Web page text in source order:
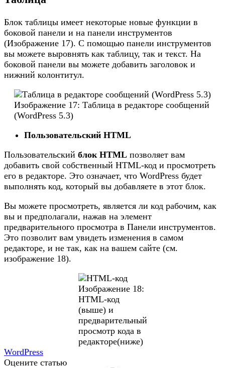
Блок таблицы имеет некоторые новые функции в
боковой панели и на панели инструментов
(Изображение 17). С помощью панели инструментов
вы можете выровнять как таблицу, так и текст. На
боковой панели вы можете добавить заголовок и
нижний колонтитул.
Изображение 17: Таблица в редакторе сообщений
(WordPress 5.3)
Пользовательский HTML
Пользовательский блок HTML позволяет вам
добавить свой собственный HTML-код и просмотреть
его в редакторе. Это означает, что WordPress будет
выполнять код, который вы добавляете в этот блок.
Вы можете просмотреть, является ли код рабочим, как
вы и предполагали, нажав на элемент
предварительного просмотра в Панели инструментов.
Это позволит вам увидеть изменения в самом
редакторе, и не так, как на вашем сайте (см.
изображение 18).
Изображение 18:
HTML-код
(выше) и
предварительный
просмотр кода в
редакторе(ниже)
WordPress
Оцените статью